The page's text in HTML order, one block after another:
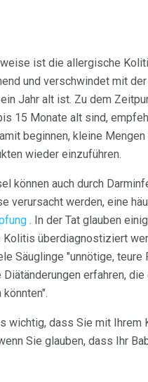
ist die allergische
und verschwindet mit
Jahr alt ist. Zu dem
15 Monate alt sind,
beginnen, kleine Mengen
wieder einzuführen.
können auch durch
verursacht werden, eine
. In der Tat glauben
überdiagnostiziert
Säuglinge "unnötige, teure
erfahren,
wichtig, dass Sie mit Ihrem
Sie glauben, dass Ihr